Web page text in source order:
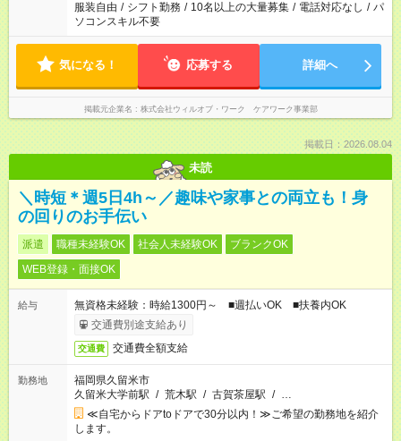
服装自由 / シフト勤務 / 10名以上の大量募集 / 電話対応なし / パ
ソコンスキル不要
気になる！ 応募する 詳細へ
掲載元企業名 株式会社ウィルオブ・ワーク ケアワーク事業部
掲載日：2026.08.04
未読
＼時短＊週5日4h～／趣味や家事との両立も！身
の回りのお手伝い
派遣 職種未経験OK 社会人未経験OK
ブランクOK
WEB登録・面接OK
給与
無資格未経験：時給1300円～ ■週払いOK ■扶養内OK
交通費別途支給あり
交通費 交通費全額支給
勤務地
福岡県久留米市
久留米大学前駅 / 荒木駅 / 古賀茶屋駅 / …
≪自宅からドアtoドアで30分以内！≫ご希望の勤務地を紹介
します。